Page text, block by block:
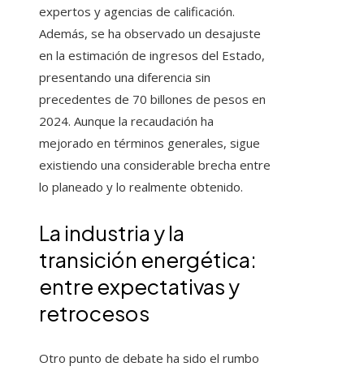
expertos y agencias de calificación.
Además, se ha observado un desajuste
en la estimación de ingresos del Estado,
presentando una diferencia sin
precedentes de 70 billones de pesos en
2024. Aunque la recaudación ha
mejorado en términos generales, sigue
existiendo una considerable brecha entre
lo planeado y lo realmente obtenido.
La industria y la
transición energética:
entre expectativas y
retrocesos
Otro punto de debate ha sido el rumbo